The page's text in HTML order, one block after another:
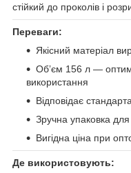
стійкий до проколів і
Переваги:
Якісний матеріал
Обʼєм 156 л —
використання
Відповідає
Зручна упаковка
Вигідна ціна при
Де використовують: